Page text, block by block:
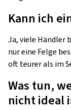
Kann ich
Ja, viele Händler
nur eine Felge
oft teurer als im
Was tun,
nicht ideal